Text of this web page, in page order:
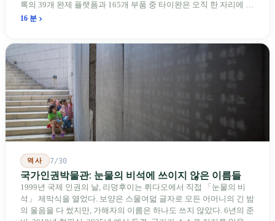
록의 39개 완제 플랫폼과 165개 부품 중 타이완은 오직 한 자리에 불
과하다. 2026년 4월, 미국 양당 소속 상원의원 4명이 《타이완을 위
를 드러낸다: 타이완의 진입이 너무 느려 미국 스스로가 입법을 통해
장벽을 낮춰야 한다는 점이다. 타이완에서 46년간 원격 조종 장난감
비행기를 만들어 온 한 회사가 오하이오주에 두 번째 공장을 건설할
계획을 세우고 있다.
16 분
역사 7/30
국가인권박물관: 눈물의 비석에 쓰이지 않은 이름들
1999년 국제 인권의 날, 리덩후이는 뤼다오에서 직접 「눈물의 비
석」 제막식을 열었다. 보양은 스물여덟 글자로 모든 어머니의 긴 밤
의 울음을 다 썼지만, 가해자의 이름은 하나도 쓰지 않았다. 6년의 준